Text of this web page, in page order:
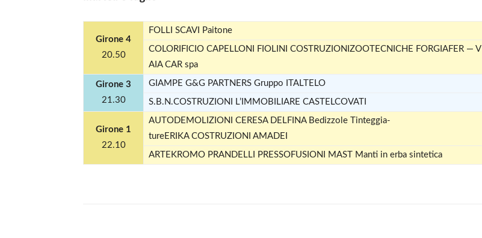
Girone 4
20.50
FOLLI SCAVI Paitone
COLORIFICIO CAPELLONI FIOLINI COSTRUZIONIZOOTECNICHE FORGIAFER — V
AIA CAR spa
Girone 3
21.30
GIAMPE G&G PARTNERS Gruppo ITALTELO
S.B.N.COSTRUZIONI L’IMMOBILIARE CASTELCOVATI
Girone 1
22.10
AUTODEMOLIZIONI CERESA DELFINA Bediz­zole Tin­teg­gia­
tureERIKA COSTRUZIONI AMADEI
ARTEKROMO PRANDELLI PRESSOFUSIONI MAST Manti in erba sintetica